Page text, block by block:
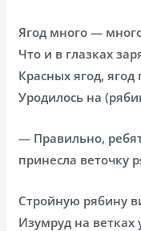
Ягод много —
Что и в глазках
Красных ягод, ягод
Уродилось на
— Правильно,
принесла веточку
Стройную рябину
Изумруд на ветках